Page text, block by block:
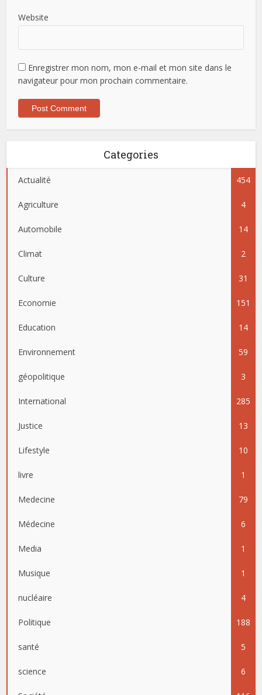
Website
Enregistrer mon nom, mon e-mail et mon site dans le
navigateur pour mon prochain commentaire.
Categories
Actualité 454
Agriculture 4
Automobile 14
Climat 2
Culture 31
Economie 151
Education 14
Environnement 59
géopolitique 3
International 285
Justice 13
Lifestyle 10
livre 1
Medecine 79
Médecine 6
Media 1
Musique 1
nucléaire 4
Politique 188
santé 5
science 6